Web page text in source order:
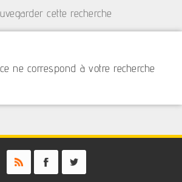
cette recherche
ne correspond à votre recherche